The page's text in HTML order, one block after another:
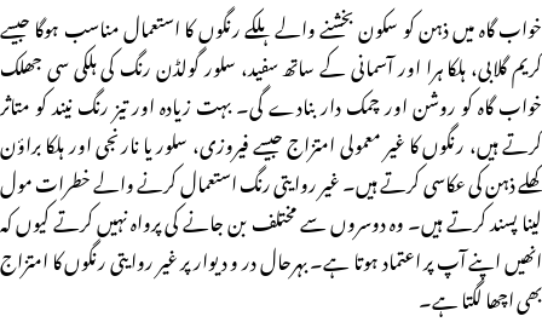
خواب گاہ میں ذہن کو سکون بخشنے والے ہلکے رنگوں کا استعمال مناسب ہوگا جیسے
کریم گلابی، ہلکا ہرا اور آسمانی کے ساتھ سفید، سلور گولڈن رنگ کی ہلکی سی جھلک
خواب گاہ کو روشن اور چمک دار بنادے گی۔ بہت زیادہ اور تیز رنگ نیند کو متاثر
کرتے ہیں، رنگوں کا غیر معمولی امتزاج جیسے فیروزی، سلور یا نارنجی اور ہلکا براؤن
کھلے ذہن کی عکاسی کرتے ہیں۔ غیر روایتی رنگ استعمال کرنے والے خطرات مول
لینا پسند کرتے ہیں۔ وہ دوسروں سے مختلف بن جانے کی پرواہ نہیں کرتے کیوں کہ
انھیں اپنے آپ پر اعتماد ہوتا ہے۔ بہرحال در و دیوار پر غیر روایتی رنگوں کا امتزاج
بھی اچھا لگتا ہے۔